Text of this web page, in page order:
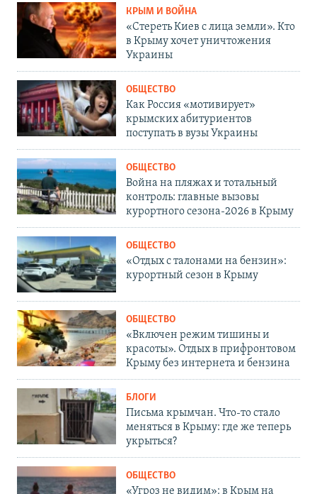
КРЫМ И ВОЙНА
«Стереть Киев с лица земли». Кто
в Крыму хочет уничтожения
Украины
ОБЩЕСТВО
Как Россия «мотивирует»
крымских абитуриентов
поступать в вузы Украины
ОБЩЕСТВО
Война на пляжах и тотальный
контроль: главные вызовы
курортного сезона-2026 в Крыму
ОБЩЕСТВО
«Отдых с талонами на бензин»:
курортный сезон в Крыму
ОБЩЕСТВО
«Включен режим тишины и
красоты». Отдых в прифронтовом
Крыму без интернета и бензина
БЛОГИ
Письма крымчан. Что-то стало
меняться в Крыму: где же теперь
укрыться?
ОБЩЕСТВО
«Угроз не видим»: в Крым на